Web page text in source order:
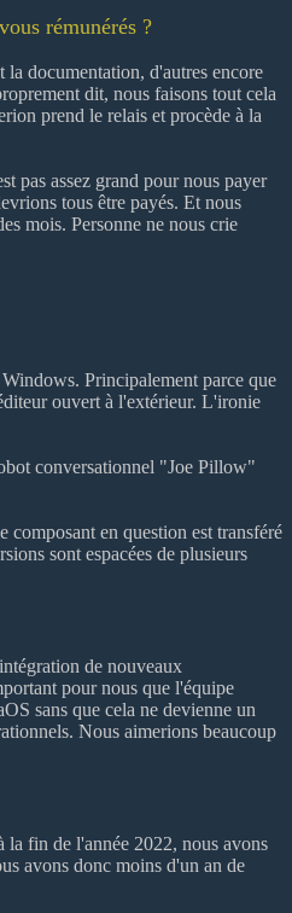
rémunérés ?
la documentation, d'autres encore
dit, nous faisons tout cela
prend le relais et procède à la
pas assez grand pour nous payer
tous être payés. Et nous
mois. Personne ne nous crie
Principalement parce que
ouvert à l'extérieur. L'ironie
conversationnel "Joe Pillow"
en question est transféré
sont espacées de plusieurs
de nouveaux
pour nous que l'équipe
sans que cela ne devienne un
Nous aimerions beaucoup
la fin de l'année 2022, nous avons
avons donc moins d'un an de